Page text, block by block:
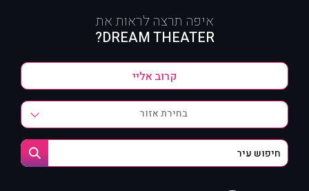
איפה תרצה לראות את
DREAM THEATER?
בחירת אזור